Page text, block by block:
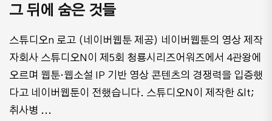
그 뒤에 숨은 것들
스튜디오n 로고 (네이버웹툰 제공) 네이버웹툰의 영상 제작
자회사 스튜디오N이 제5회 청룡시리즈어워즈에서 4관왕에
오르며 웹툰·웹소설 IP 기반 영상 콘텐츠의 경쟁력을 입증했
다고 네이버웹툰이 전했습니다. 스튜디오N이 제작한 &lt;
취사병 ...